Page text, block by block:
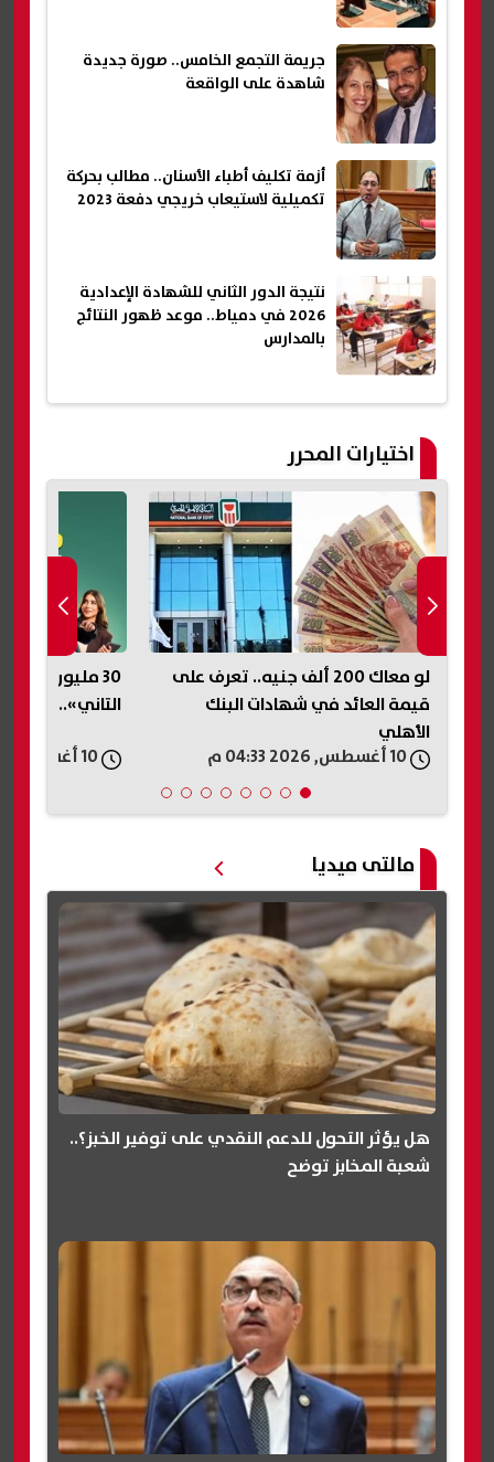
جريمة التجمع الخامس.. صورة جديدة
شاهدة على الواقعة
أزمة تكليف أطباء الأسنان.. مطالب بحركة
تكميلية لاستيعاب خريجي دفعة 2023
نتيجة الدور الثاني للشهادة الإعدادية
2026 في دمياط.. موعد ظهور النتائج
بالمدارس
اختيارات المحرر
30 مليون جنيه ميزانية «محمود
التاني».. تفاصيل طرح الفيلم وأبطاله
10 أغسطس, 2026 04:29 م
محمود حمدان
10 أغسطس, 2026 04:28 م
مالتى ميديا
هل يؤثر التحول للدعم النقدي على توفير الخبز؟..
شعبة المخابز توضح